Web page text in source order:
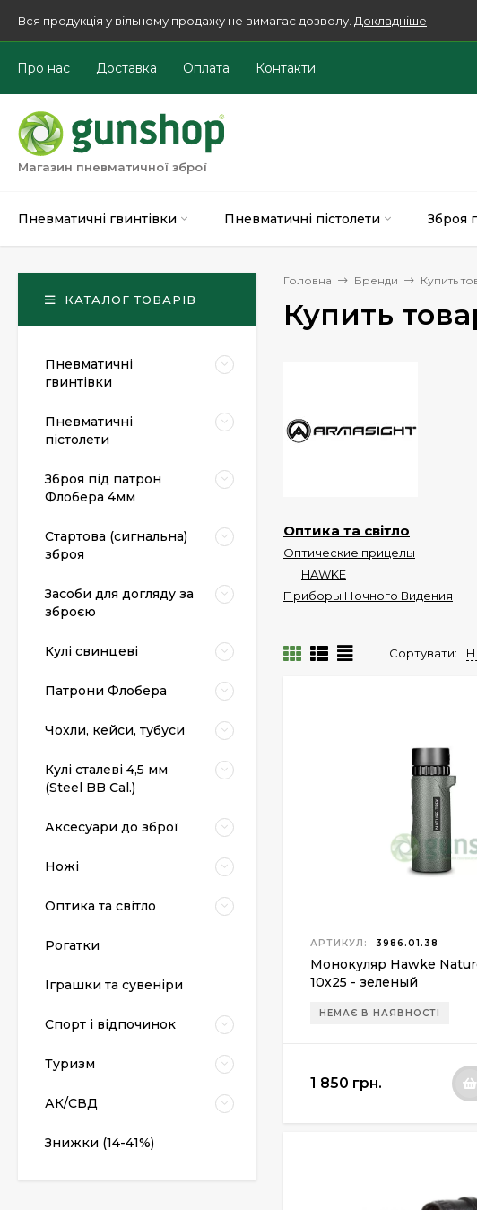
Вся продукція у вільному продажу не вимагає дозволу. Докладніше
Про нас Доставка Оплата Контакти
Магазин пневматичної зброї
Пневматичні гвинтівки Пневматичні пістолети Зброя
Головна Бренди Купить
Купить
Оптика та світло
Оптические прицелы
HAWKE
Приборы Ночного Видения
Сортувати:
АРТИКУЛ: 3986.01.38
Монокуляр Hawke
10х25 - зеленый
НЕМАЄ В НАЯВНОСТІ
1 850 грн.
КАТАЛОГ ТОВАРІВ
Пневматичні
гвинтівки
Пневматичні
пістолети
Зброя під патрон
Флобера 4мм
Стартова (сигнальна)
зброя
Засоби для догляду за
зброєю
Кулі свинцеві
Патрони Флобера
Чохли, кейси, тубуси
Кулі сталеві 4,5 мм
(Steel BB Cal.)
Аксесуари до зброї
Ножі
Оптика та світло
Рогатки
Іграшки та сувеніри
Спорт і відпочинок
Туризм
АК/СВД
Знижки (14-41%)
пистолет Colt Special